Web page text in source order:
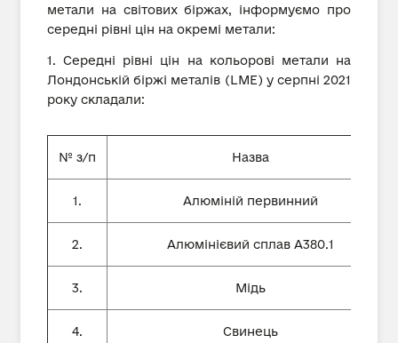
метали на світових біржах, інформуємо про
середні рівні цін на окремі метали:
1. Середні рівні цін на кольорові метали на
Лондонській біржі металів (LME) у серпні 2021
року складали:
№ з/п Назва
1. Алюміній первинний
2. Алюмінієвий сплав А380.1
3. Мідь
4. Свинець